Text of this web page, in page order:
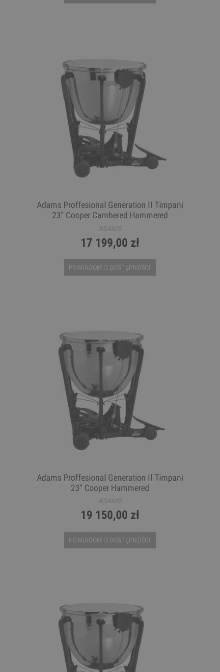
Adams Proffesional Generation II Timpani
23" Cooper Cambered Hammered
ADAMS
17 199,00 zł
POWIADOM O DOSTĘPNOŚCI
Adams Proffesional Generation II Timpani
23" Cooper Hammered
ADAMS
19 150,00 zł
POWIADOM O DOSTĘPNOŚCI